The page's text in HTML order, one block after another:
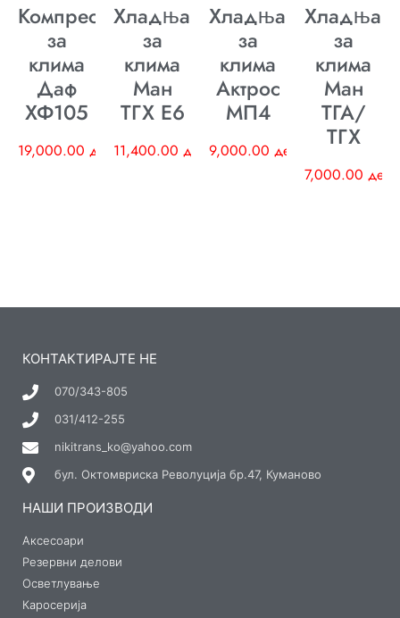
Компресор
за
клима
Даф
ХФ105
19,000.00 ден
Хладњак
за
клима
Ман
ТГХ E6
11,400.00 ден
Хладњак
за
клима
Актрос
МП4
9,000.00 ден
Хладњак
за
клима
Ман
ТГА/
ТГХ
7,000.00 ден
КОНТАКТИРАЈТЕ НЕ
070/343-805
031/412-255
nikitrans_ko@yahoo.com
бул. Октомвриска Револуција бр.47, Куманово
НАШИ ПРОИЗВОДИ
Аксесоари
Резервни делови
Осветлување
Каросерија